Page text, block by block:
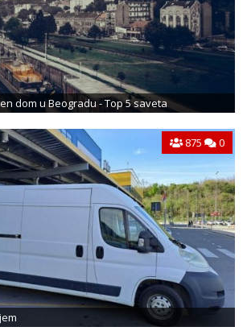
dom u Beogradu - Top 5 saveta
875 0